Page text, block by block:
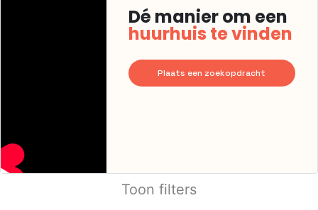
Dé manier om een
huurhuis te vinden
Plaats een zoekopdracht
Toon filters